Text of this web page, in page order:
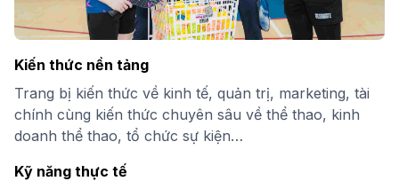
Kiến thức nền tảng
Trang bị kiến thức về kinh tế, quản trị, marketing, tài
chính cùng kiến thức chuyên sâu về thể thao, kinh
doanh thể thao, tổ chức sự kiện…
Kỹ năng thực tế